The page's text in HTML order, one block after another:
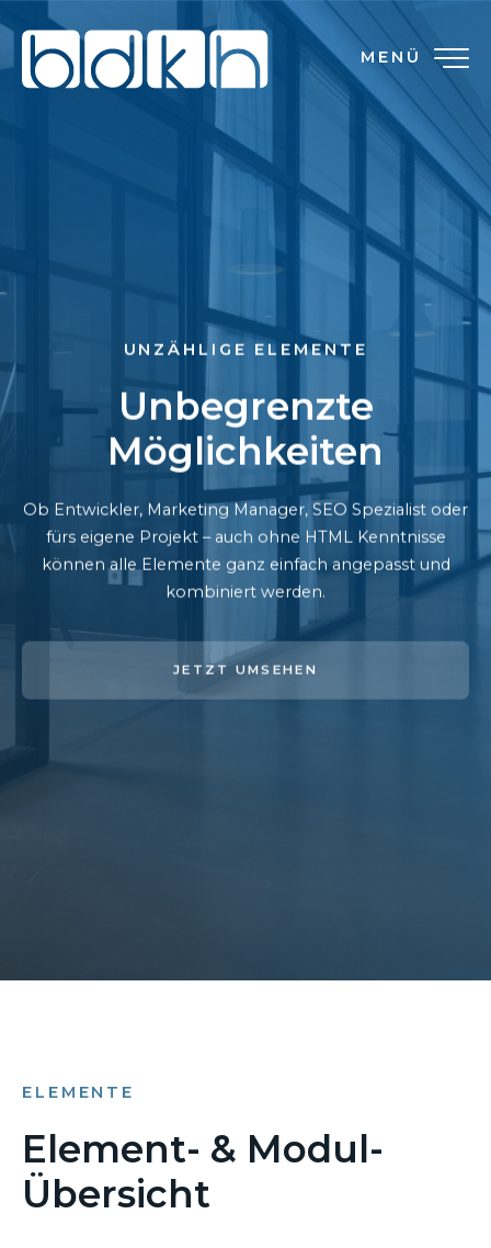
MENÜ
UNZÄHLIGE ELEMENTE
Unbegrenzte
Möglichkeiten
Ob Entwickler, Marketing Manager, SEO Spezialist oder
fürs eigene Projekt – auch ohne HTML Kenntnisse
können alle Elemente ganz einfach angepasst und
kombiniert werden.
JETZT UMSEHEN
ELEMENTE
Element- & Modul-
Übersicht